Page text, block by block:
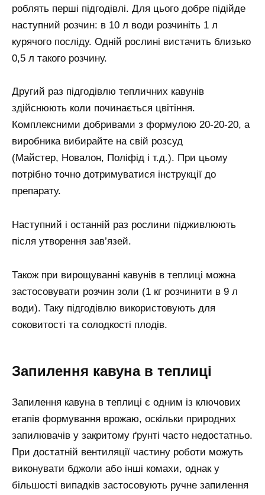
роблять перші підгодівлі. Для цього добре підійде
наступний розчин: в 10 л води розчиніть 1 л
курячого посліду. Одній рослині вистачить близько
0,5 л такого розчину.
Другий раз підгодівлю тепличних кавунів
здійснюють коли починається цвітіння.
Комплексними добривами з формулою 20-20-20, а
виробника вибирайте на свій розсуд
(Майстер, Новалон, Поліфід і т.д.). При цьому
потрібно точно дотримуватися інструкції до
препарату.
Наступний і останній раз рослини підживлюють
після утворення зав’язей.
Також при вирощуванні кавунів в теплиці можна
застосовувати розчин золи (1 кг розчинити в 9 л
води). Таку підгодівлю використовують для
соковитості та солодкості плодів.
Запилення кавуна в теплиці
Запилення кавуна в теплиці є одним із ключових
етапів формування врожаю, оскільки природних
запилювачів у закритому ґрунті часто недостатньо.
При достатній вентиляції частину роботи можуть
виконувати бджоли або інші комахи, однак у
більшості випадків застосовують ручне запилення